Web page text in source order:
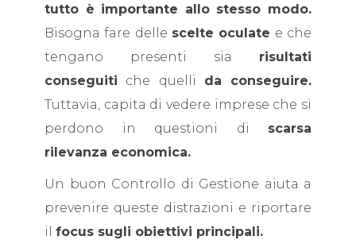
tutto è importante allo stesso modo.
Bisogna fare delle scelte oculate e che
tengano presenti sia risultati
conseguiti che quelli da conseguire.
Tuttavia, capita di vedere imprese che si
perdono in questioni di scarsa
rilevanza economica.
Un buon Controllo di Gestione aiuta a
prevenire queste distrazioni e riportare
il focus sugli obiettivi principali.